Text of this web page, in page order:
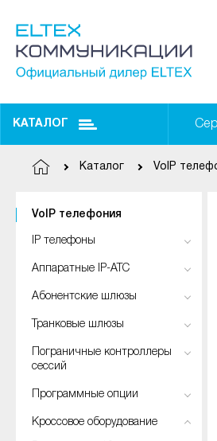
КАТАЛОГ
Каталог VoIP
VoIP телефония
IP телефоны
Аппаратные IP-АТС
Абонентские шлюзы
Транковые шлюзы
Пограничные контроллеры
сессий
Программные опции
Кроссовое оборудование